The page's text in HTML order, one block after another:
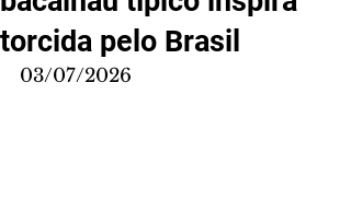
torcida pelo Brasil
03/07/2026